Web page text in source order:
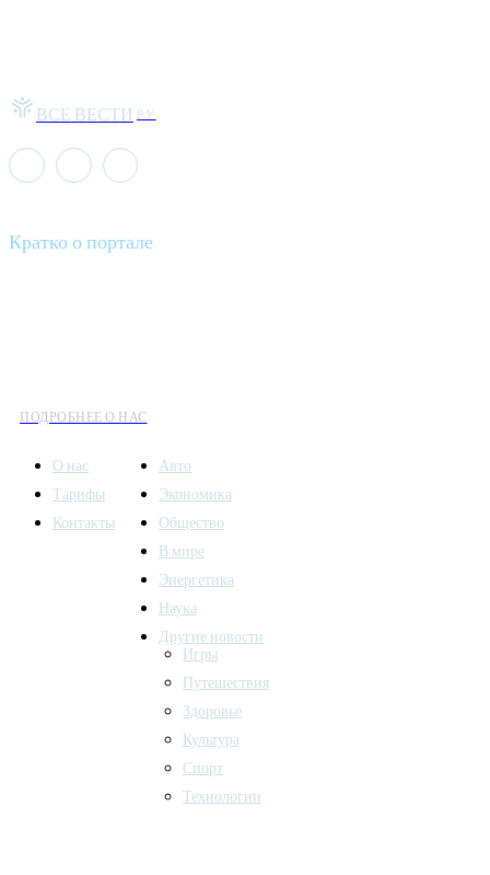
ВСЕ ВЕСТИ РУ
Кратко о портале
ПОДРОБНЕЕ О НАС
О нас
Тарифы
Контакты
Авто
Экономика
Общество
В мире
Энергетика
Наука
Другие новости
Игры
Путешествия
Здоровье
Культура
Спорт
Технологии